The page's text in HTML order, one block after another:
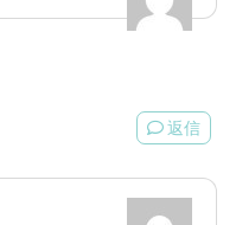
返信